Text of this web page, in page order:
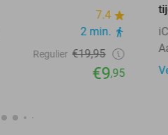
7.4
2 min.
Regulier €19,95
€9,95